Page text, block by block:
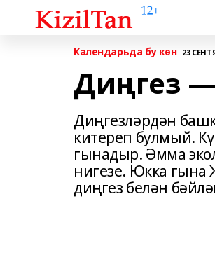
Календарьда бу көн 23
Диңгез
Диңгезләрдән
китереп булмый.
гынадыр. Әмма
нигезе. Юкка
диңгез белән